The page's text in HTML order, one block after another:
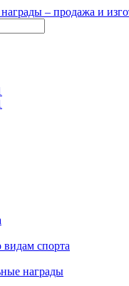
спорта
награды